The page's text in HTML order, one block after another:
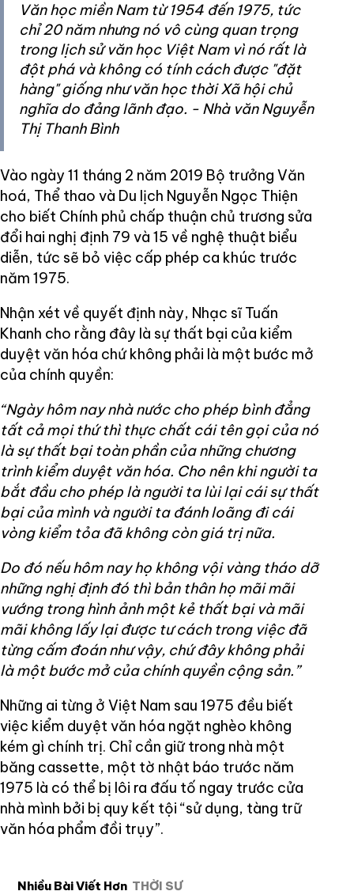
Văn học miền Nam từ 1954 đến 1975, tức
chỉ 20 năm nhưng nó vô cùng quan trọng
trong lịch sử văn học Việt Nam vì nó rất là
đột phá và không có tính cách được "đặt
hàng" giống như văn học thời Xã hội chủ
nghĩa do đảng lãnh đạo. - Nhà văn Nguyễn
Thị Thanh Bình
Vào ngày 11 tháng 2 năm 2019 Bộ trưởng Văn
hoá, Thể thao và Du lịch Nguyễn Ngọc Thiện
cho biết Chính phủ chấp thuận chủ trương sửa
đổi hai nghị định 79 và 15 về nghệ thuật biểu
diễn, tức sẽ bỏ việc cấp phép ca khúc trước
năm 1975.
Nhận xét về quyết định này, Nhạc sĩ Tuấn
Khanh cho rằng đây là sự thất bại của kiểm
duyệt văn hóa chứ không phải là một bước mở
của chính quyền:
“Ngày hôm nay nhà nước cho phép bình đẳng
tất cả mọi thứ thì thực chất cái tên gọi của nó
là sự thất bại toàn phần của những chương
trình kiểm duyệt văn hóa. Cho nên khi người ta
bắt đầu cho phép là người ta lùi lại cái sự thất
bại của mình và người ta đánh loãng đi cái
vòng kiểm tỏa đã không còn giá trị nữa.
Do đó nếu hôm nay họ không vội vàng tháo dỡ
những nghị định đó thì bản thân họ mãi mãi
vướng trong hình ảnh một kẻ thất bại và mãi
mãi không lấy lại được tư cách trong việc đã
từng cấm đoán như vậy, chứ đây không phải
là một bước mở của chính quyền cộng sản.”
Những ai từng ở Việt Nam sau 1975 đều biết
việc kiểm duyệt văn hóa ngặt nghèo không
kém gì chính trị. Chỉ cần giữ trong nhà một
băng cassette, một tờ nhật báo trước năm
1975 là có thể bị lôi ra đấu tố ngay trước cửa
nhà mình bởi bị quy kết tội “sử dụng, tàng trữ
văn hóa phẩm đồi trụy”.
Nhiều Bài Viết Hơn THỜI SỰ